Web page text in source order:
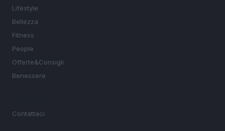
Lifestyle
Bellezza
Fitness
People
Offerte&Consigli
Benessere
Contattaci